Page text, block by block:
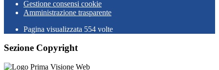
Gestione consensi cookie
Amministrazione trasparente
Pagina visualizzata 554 volte
Sezione Copyright